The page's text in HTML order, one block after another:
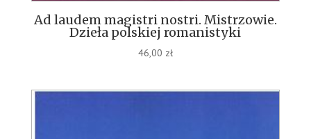
Ad laudem magistri nostri. Mistrzowie.
Dzieła polskiej romanistyki
46,00 zł